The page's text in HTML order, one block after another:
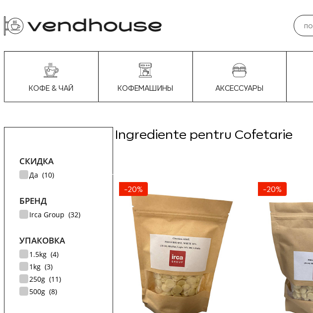
КОФЕ & ЧАЙ КОФЕМАШИНЫ АКСЕССУАРЫ
СКИДКА
Да (10)
БРЕНД
Irca Group (32)
УПАКОВКА
1.5kg (4)
1kg (3)
250g (11)
500g (8)
Ingrediente pentru Cofetarie
-20% -20%